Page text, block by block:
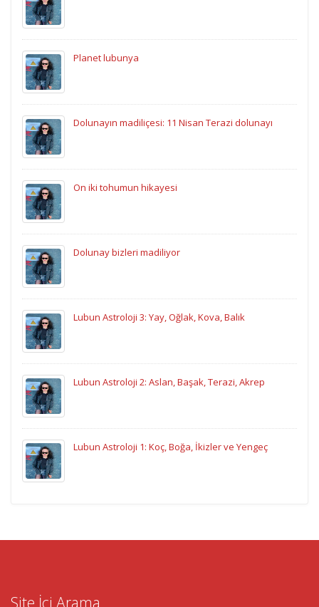
Planet lubunya
Dolunayın madiliçesi: 11 Nisan Terazi dolunayı
On iki tohumun hikayesi
Dolunay bizleri madiliyor
Lubun Astroloji 3: Yay, Oğlak, Kova, Balık
Lubun Astroloji 2: Aslan, Başak, Terazi, Akrep
Lubun Astroloji 1: Koç, Boğa, İkizler ve Yengeç
Site İçi Arama